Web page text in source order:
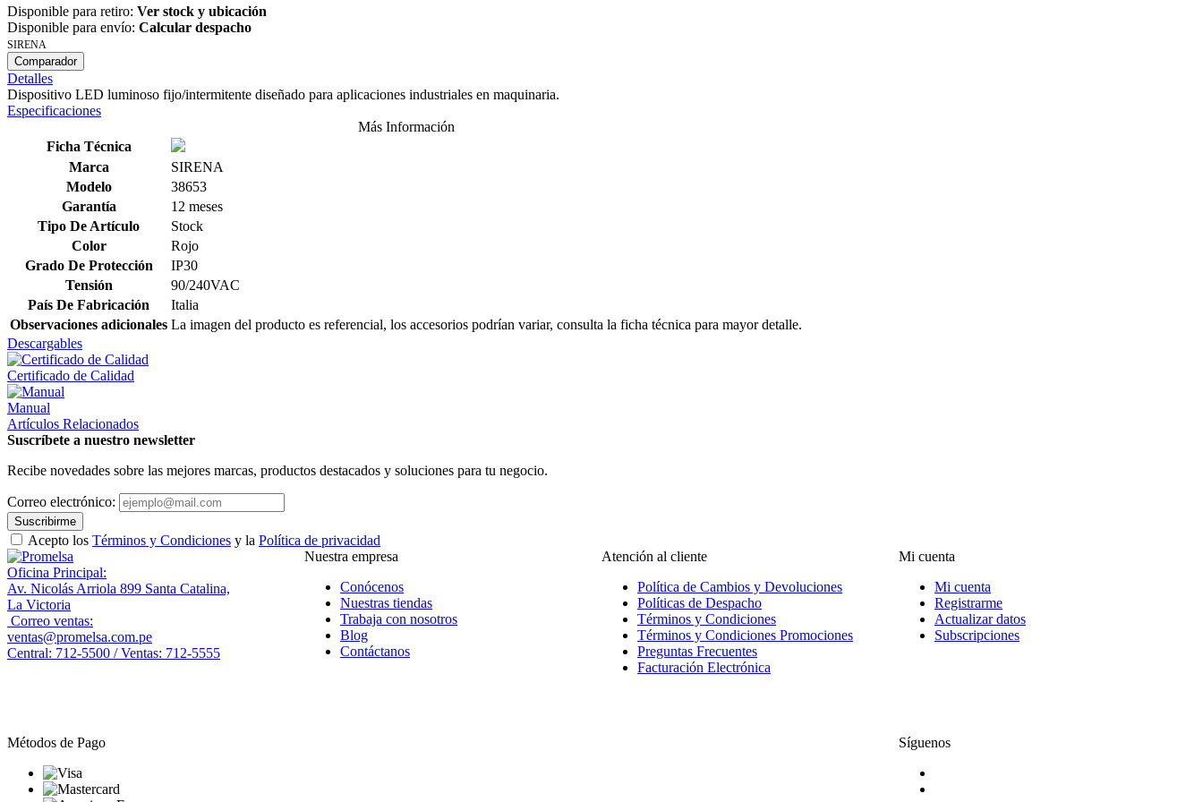
Disponible para retiro: Ver stock y ubicación
Disponible para envío: Calcular despacho
SIRENA
Comparador
Detalles
Dispositivo LED luminoso fijo/intermitente diseñado para aplicaciones industriales en maquinaria.
Especificaciones
Más Información
Ficha Técnica
Marca
SIRENA
Modelo
38653
Garantía
12 meses
Tipo De Artículo
Stock
Color
Rojo
Grado De Protección
IP30
Tensión
90/240VAC
País De Fabricación
Italia
Observaciones adicionales La imagen del producto es referencial, los accesorios podrían variar, consulta la ficha técnica para mayor detalle.
Descargables
Certificado de Calidad
Manual
Artículos Relacionados
Suscríbete a nuestro newsletter
Recibe novedades sobre las mejores marcas, productos destacados y soluciones para tu negocio.
Correo electrónico:
Suscribirme
Acepto los Términos y Condiciones y la Política de privacidad
Oficina Principal:
Av. Nicolás Arriola 899 Santa Catalina,
La Victoria
Correo ventas:
ventas@promelsa.com.pe
Central: 712-5500 / Ventas: 712-5555
Nuestra empresa
Conócenos
Nuestras tiendas
Trabaja con nosotros
Blog
Contáctanos
Atención al cliente
Política de Cambios y Devoluciones
Políticas de Despacho
Términos y Condiciones
Términos y Condiciones Promociones
Preguntas Frecuentes
Facturación Electrónica
Mi cuenta
Mi cuenta
Registrarme
Actualizar datos
Subscripciones
Métodos de Pago Síguenos